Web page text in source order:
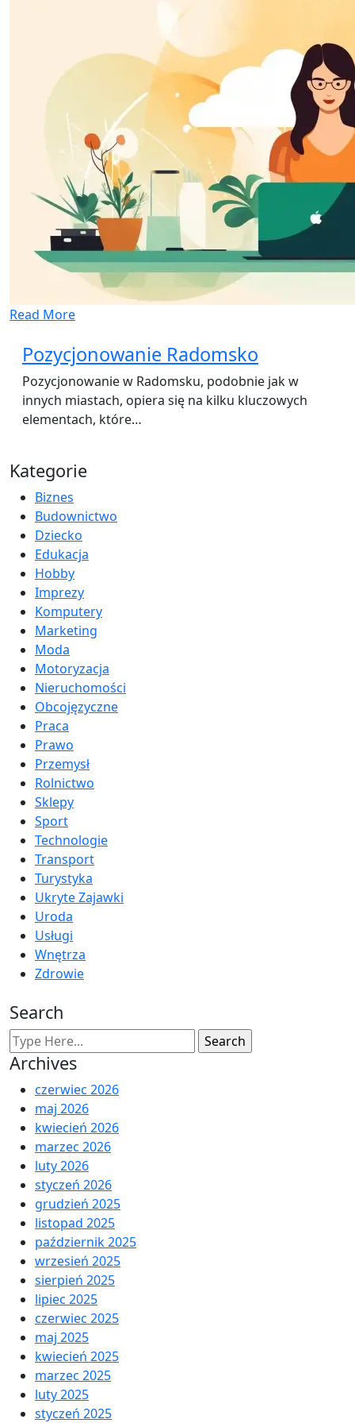
Read More
Pozycjonowanie Radomsko
Pozycjonowanie w Radomsku, podobnie jak w
innych miastach, opiera się na kilku kluczowych
elementach, które…
Kategorie
Biznes
Budownictwo
Dziecko
Edukacja
Hobby
Imprezy
Komputery
Marketing
Moda
Motoryzacja
Nieruchomości
Obcojęzyczne
Praca
Prawo
Przemysł
Rolnictwo
Sklepy
Sport
Technologie
Transport
Turystyka
Ukryte Zajawki
Uroda
Usługi
Wnętrza
Zdrowie
Search
Archives
czerwiec 2026
maj 2026
kwiecień 2026
marzec 2026
luty 2026
styczeń 2026
grudzień 2025
listopad 2025
październik 2025
wrzesień 2025
sierpień 2025
lipiec 2025
czerwiec 2025
maj 2025
kwiecień 2025
marzec 2025
luty 2025
styczeń 2025